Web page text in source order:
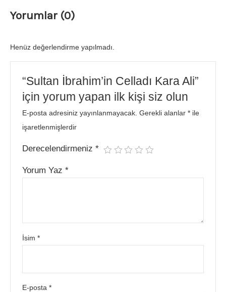
Yorumlar (0)
Henüz değerlendirme yapılmadı.
“Sultan İbrahim’in Celladı Kara Ali”
için yorum yapan ilk kişi siz olun
E-posta adresiniz yayınlanmayacak. Gerekli alanlar* ile
işaretlenmişlerdir
Derecelendirmeniz*
Yorum Yaz*
İsim*
E-posta*